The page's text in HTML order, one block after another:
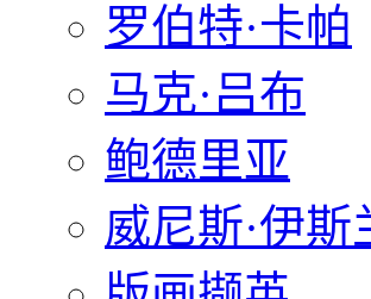
罗伯特·卡帕
马克·吕布
鲍德里亚
威尼斯·伊斯